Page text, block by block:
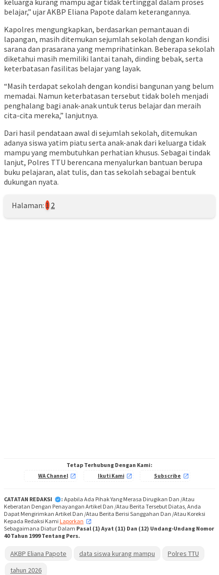
keluarga kurang mampu agar tidak tertinggal dalam proses
belajar,” ujar AKBP Eliana Papote dalam keterangannya.
Kapolres mengungkapkan, berdasarkan pemantauan di
lapangan, masih ditemukan sejumlah sekolah dengan kondisi
sarana dan prasarana yang memprihatinkan. Beberapa sekolah
diketahui masih memiliki lantai tanah, dinding bebak, serta
keterbatasan fasilitas belajar yang layak.
“Masih terdapat sekolah dengan kondisi bangunan yang belum
memadai. Namun keterbatasan tersebut tidak boleh menjadi
penghalang bagi anak-anak untuk terus belajar dan meraih
cita-cita mereka,” lanjutnya.
Dari hasil pendataan awal di sejumlah sekolah, ditemukan
adanya siswa yatim piatu serta anak-anak dari keluarga tidak
mampu yang membutuhkan perhatian khusus. Sebagai tindak
lanjut, Polres TTU berencana menyalurkan bantuan berupa
buku pelajaran, alat tulis, dan tas sekolah sebagai bentuk
dukungan nyata.
Halaman: 1 2
Tetap Terhubung Dengan Kami:
WA Channel Ikuti Kami Subscribe
CATATAN REDAKSI : Apabila Ada Pihak Yang Merasa Dirugikan Dan /Atau
Keberatan Dengan Penayangan Artikel Dan /Atau Berita Tersebut Diatas, Anda
Dapat Mengirimkan Artikel Dan /Atau Berita Berisi Sanggahan Dan /Atau Koreksi
Kepada Redaksi Kami Laporkan
,
Sebagaimana Diatur Dalam Pasal (1) Ayat (11) Dan (12) Undang-Undang Nomor
40 Tahun 1999 Tentang Pers.
AKBP Eliana Papote data siswa kurang mampu
Polres TTU
tahun 2026